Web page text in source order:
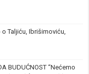
Taljiću, Ibrišimoviću,
BUDUĆNOST “Nećemo